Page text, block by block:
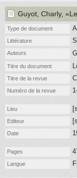
Guyot, Charly,
Type de document
Littérature
Auteurs
Titre du document
Titre de la revue
Numéro de la revue
Lieu
Editeur
Date
Pages
Langue